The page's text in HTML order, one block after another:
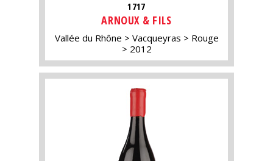
1717
ARNOUX & FILS
Vallée du Rhône Vacqueyras
Rouge
2012